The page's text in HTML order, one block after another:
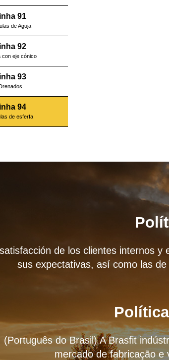
91
de Aguja
92
con eje cónico
93
94
de esferfa
de los clientes internos
sus expectativas, así como las
(Português do Brasil) A Brasfit
mercado de fabricação e